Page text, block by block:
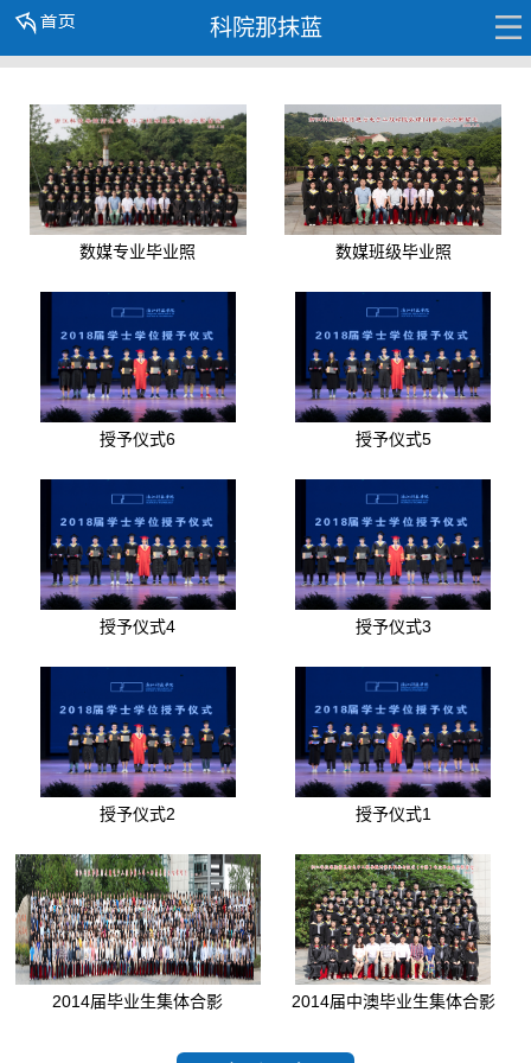
科院那抹蓝
数媒专业毕业照 数媒班级毕业照
授予仪式6 授予仪式5
授予仪式4 授予仪式3
授予仪式2 授予仪式1
2014届毕业生集体合影 2014届中澳毕业生集体合影